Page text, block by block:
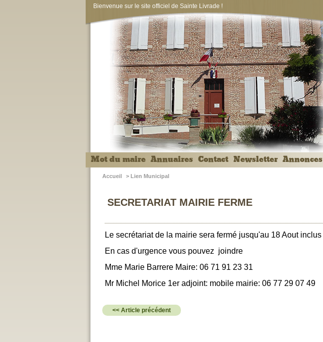
Bienvenue sur le site officiel de Sainte Livrade !
Mot du maire Annuaires Contact Newsletter Annonces
Accueil > Lien Municipal
SECRETARIAT MAIRIE FERME
Le secrétariat de la mairie sera fermé jusqu'au 18 Aout inclus
En cas d'urgence vous pouvez joindre
Mme Marie Barrere Maire: 06 71 91 23 31
Mr Michel Morice 1er adjoint: mobile mairie: 06 77 29 07 49
<< Article précédent